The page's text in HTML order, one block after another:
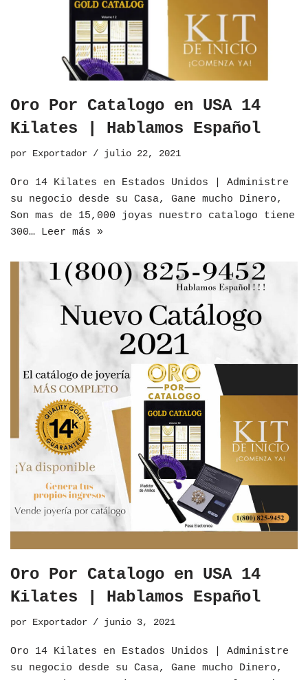
Oro Por Catalogo en USA 14
Kilates | Hablamos Español
por Exportador julio 22, 2021
Oro 14 Kilates en Estados Unidos | Administre
su negocio desde su Casa, Gane mucho Dinero,
Son mas de 15,000 joyas nuestro catalogo tiene
300… Leer más »
Oro Por Catalogo en USA 14
Kilates | Hablamos Español
por Exportador junio 3, 2021
Oro 14 Kilates en Estados Unidos | Administre
su negocio desde su Casa, Gane mucho Dinero,